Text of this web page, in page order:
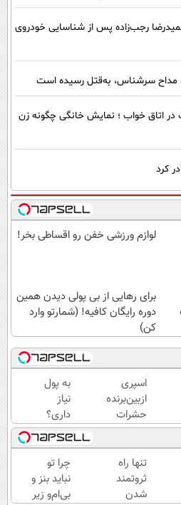
رجب‌زاده پس از شناسایی خودروی
مداح سرشناس، به‌قتل رسیده است
در اتاق خواب ؛ نمایش خانگی چگونه زن
کرد
لوازم ورزشی خفن رو اقساطی بخر!
برای رهایی از بی پولی دیدن همین
دوره رایگان کافیه! (شمارتو وارد
کن)
اسپری
ازبین‌برنده
حشرات
رختخواب،
مناسب
برای
مقابله با
انواع
به پول
نیاز
داری؟
این
دوره
رایگان
از شر
بی پولی
تنها راه
ثروتمند
شدن
چرا تو
نباید بنز و
بی‌ام‌و زیر